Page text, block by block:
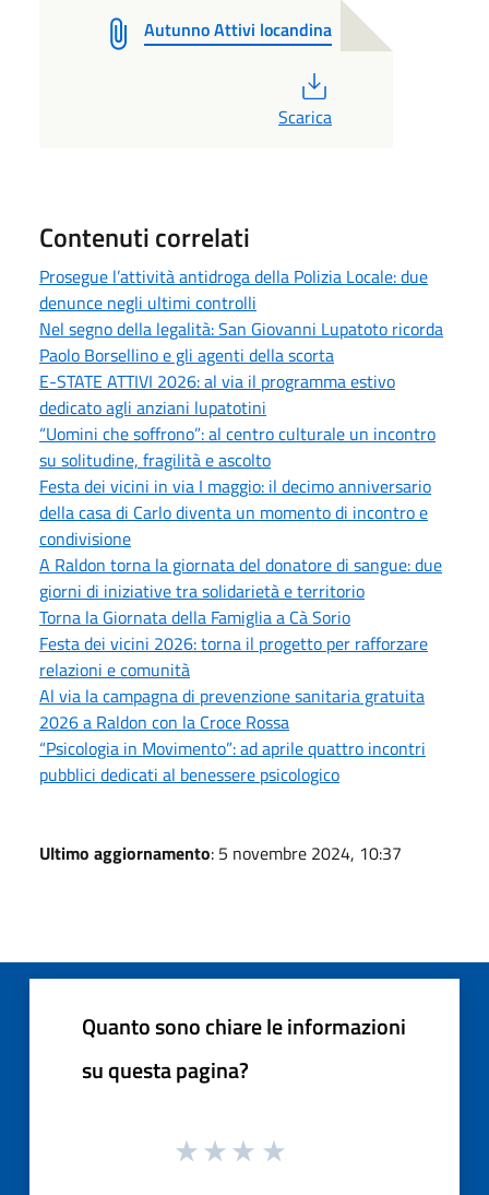
Autunno Attivi locandina
Scarica
Contenuti correlati
Prosegue l’attività antidroga della Polizia Locale: due
denunce negli ultimi controlli
Nel segno della legalità: San Giovanni Lupatoto ricorda
Paolo Borsellino e gli agenti della scorta
E-STATE ATTIVI 2026: al via il programma estivo
dedicato agli anziani lupatotini
“Uomini che soffrono”: al centro culturale un incontro
su solitudine, fragilità e ascolto
Festa dei vicini in via I maggio: il decimo anniversario
della casa di Carlo diventa un momento di incontro e
condivisione
A Raldon torna la giornata del donatore di sangue: due
giorni di iniziative tra solidarietà e territorio
Torna la Giornata della Famiglia a Cà Sorio
Festa dei vicini 2026: torna il progetto per rafforzare
relazioni e comunità
Al via la campagna di prevenzione sanitaria gratuita
2026 a Raldon con la Croce Rossa
“Psicologia in Movimento”: ad aprile quattro incontri
pubblici dedicati al benessere psicologico
Ultimo aggiornamento: 5 novembre 2024, 10:37
Quanto sono chiare le informazioni
su questa pagina?